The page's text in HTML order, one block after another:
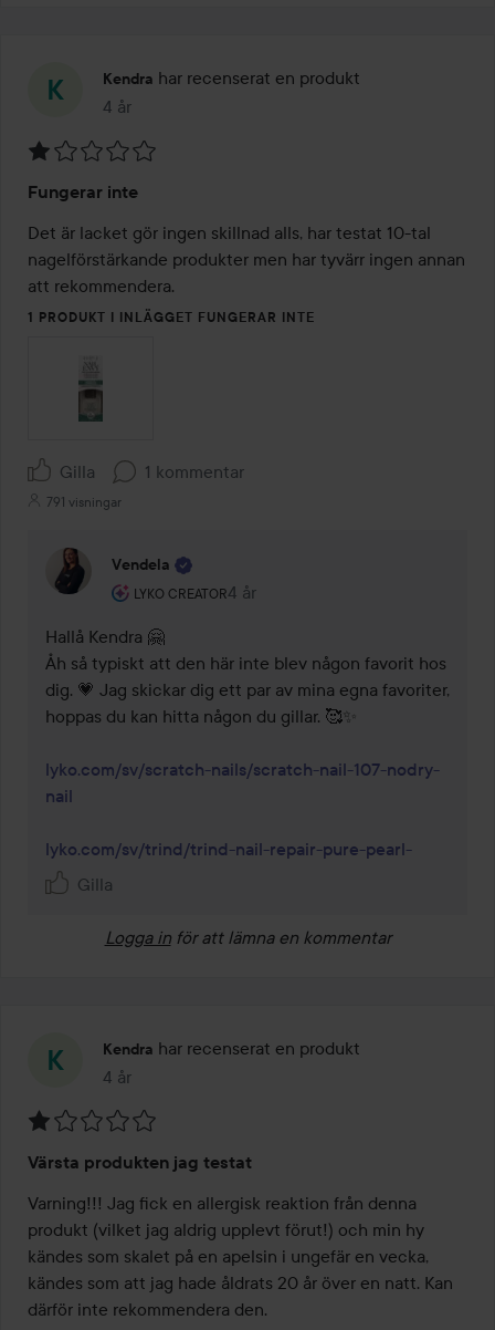
Kendra har recenserat en produkt
4 år
Inlägget skapades 4 år
1
av
5
Fungerar inte
Det är lacket gör ingen skillnad alls, har testat 10-tal
nagelförstärkande produkter men har tyvärr ingen annan
att rekommendera.
1 PRODUKT I INLÄGGET FUNGERAR INTE
Gilla 1 kommentar
791 visningar
Vendela
LYKO CREATOR
Användarens roll: Lyko Creator.
4 år
Kommentaren lades 4 år
Hallå Kendra 🤗
Åh så typiskt att den här inte blev någon favorit hos
dig. 💗 Jag skickar dig ett par av mina egna favoriter,
hoppas du kan hitta någon du gillar. 🥰✨
lyko.com/sv/scratch-nails/scratch-nail-107-nodry-
nail
lyko.com/sv/trind/trind-nail-repair-pure-pearl-
Gilla
Logga in för att lämna en kommentar
Kendra har recenserat en produkt
4 år
Inlägget skapades 4 år
1
av
5
Värsta produkten jag testat
Varning!!! Jag fick en allergisk reaktion från denna
produkt (vilket jag aldrig upplevt förut!) och min hy
kändes som skalet på en apelsin i ungefär en vecka,
kändes som att jag hade åldrats 20 år över en natt. Kan
därför inte rekommendera den.